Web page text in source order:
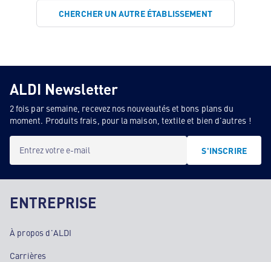
CHERCHER UN AUTRE ÉTABLISSEMENT
ALDI Newsletter
2 fois par semaine, recevez nos nouveautés et bons plans du
moment. Produits frais, pour la maison, textile et bien d'autres !
Entrez votre e-mail S'INSCRIRE
ENTREPRISE
À propos d'ALDI
Carrières